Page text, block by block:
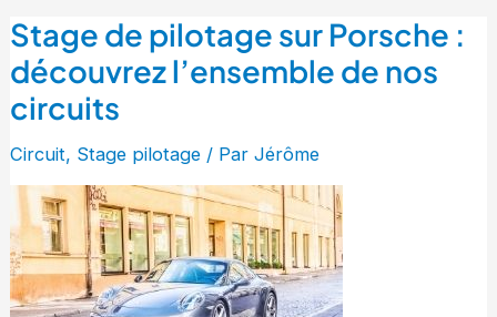
Stage de pilotage sur Porsche :
découvrez l’ensemble de nos
circuits
Circuit, Stage pilotage/ Par Jérôme
Stage
de
pilotage
sur
Porsche
découvrez
l’ensemble
de
nos